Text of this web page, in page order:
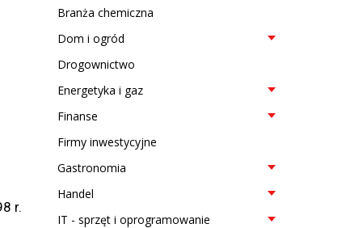
r.
Branża chemiczna
Dom i ogród
Drogownictwo
Energetyka i gaz
Finanse
Firmy inwestycyjne
Gastronomia
Handel
IT - sprzęt i oprogramowanie